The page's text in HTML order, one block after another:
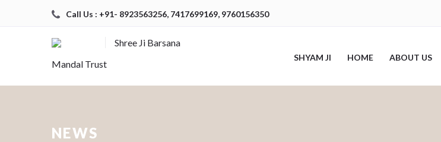
Call Us : +91- 8923563256, 7417699169, 9760156350
Shree Ji Barsana
Mandal Trust
SHYAM JI HOME ABOUT US
NEWS